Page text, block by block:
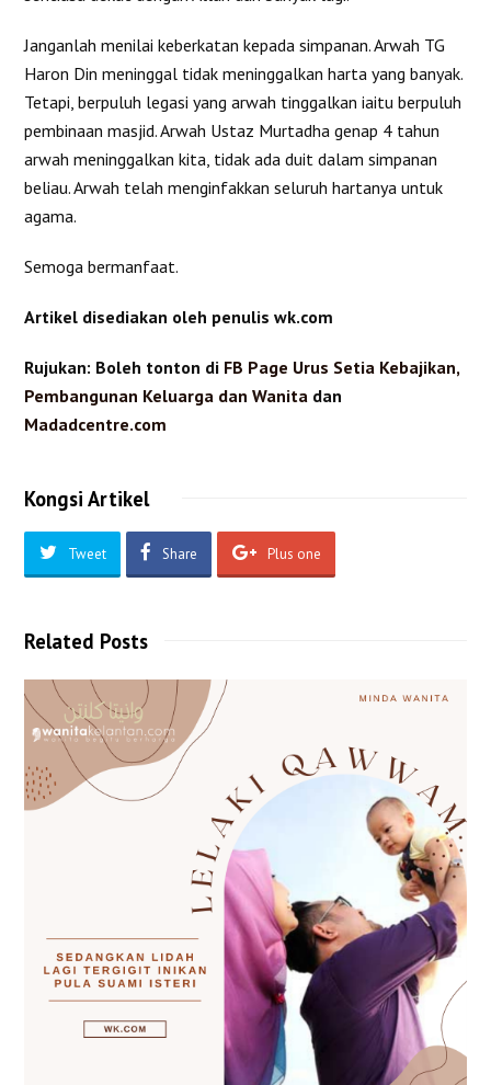
Janganlah menilai keberkatan kepada simpanan. Arwah TG
Haron Din meninggal tidak meninggalkan harta yang banyak.
Tetapi, berpuluh legasi yang arwah tinggalkan iaitu berpuluh
pembinaan masjid. Arwah Ustaz Murtadha genap 4 tahun
arwah meninggalkan kita, tidak ada duit dalam simpanan
beliau. Arwah telah menginfakkan seluruh hartanya untuk
agama.
Semoga bermanfaat.
Artikel disediakan oleh penulis wk.com
Rujukan: Boleh tonton di FB Page Urus Setia Kebajikan,
Pembangunan Keluarga dan Wanita dan
Madadcentre.com
Kongsi Artikel
Tweet Share Plus one
Related Posts